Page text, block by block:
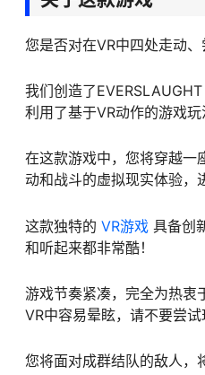
您是否对在VR中四处走动
我们创造了
利用了基于VR动作的游戏玩
在这款游戏中，您将穿越一
动和战斗的虚拟现实体验，
这款独特的 VR游戏 具备创
和听起来都非常酷！
游戏节奏紧凑，完全为热衷
VR中容易晕眩，请不要尝试
您将面对成群结队的敌人，